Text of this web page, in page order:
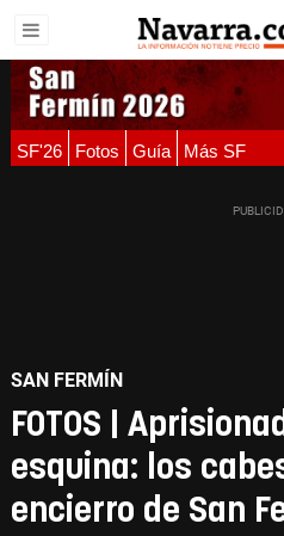
SF'26 Fotos Guía Más SF
SAN FERMÍN
FOTOS |
esquina: los
encierro de San